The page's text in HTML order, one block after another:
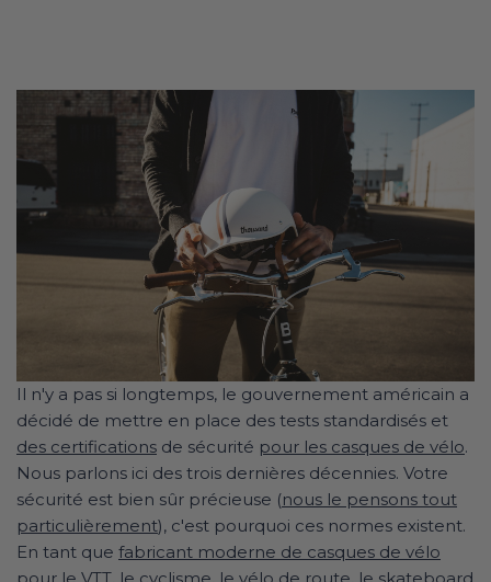
Il n'y a pas si longtemps, le gouvernement américain a
décidé de mettre en place des tests standardisés et
des certifications de sécurité pour les casques de vélo.
Nous parlons ici des trois dernières décennies. Votre
sécurité est bien sûr précieuse (nous le pensons tout
particulièrement), c'est pourquoi ces normes existent.
En tant que fabricant moderne de casques de vélo